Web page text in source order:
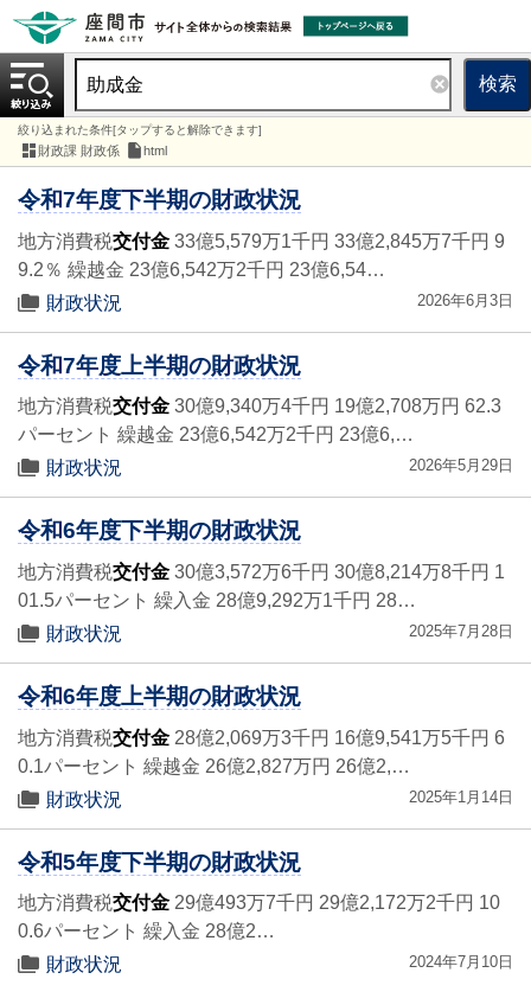
検索
絞り込まれた条件[タップすると解除できます]
財政課 財政係 html
令和7年度下半期の財政状況
地方消費税交付金 33億5,579万1千円 33億2,845万7千円 9
9.2％ 繰越金 23億6,542万2千円 23億6,54…
財政状況
2026年6月3日
令和7年度上半期の財政状況
地方消費税交付金 30億9,340万4千円 19億2,708万円 62.3
パーセント 繰越金 23億6,542万2千円 23億6,…
財政状況
2026年5月29日
令和6年度下半期の財政状況
地方消費税交付金 30億3,572万6千円 30億8,214万8千円 1
01.5パーセント 繰入金 28億9,292万1千円 28…
財政状況
2025年7月28日
令和6年度上半期の財政状況
地方消費税交付金 28億2,069万3千円 16億9,541万5千円 6
0.1パーセント 繰越金 26億2,827万円 26億2,…
財政状況
2025年1月14日
令和5年度下半期の財政状況
地方消費税交付金 29億493万7千円 29億2,172万2千円 10
0.6パーセント 繰入金 28億2…
財政状況
2024年7月10日